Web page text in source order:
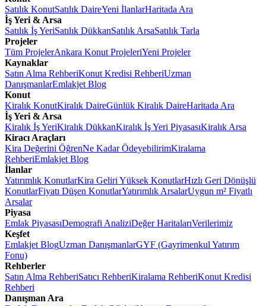
Satılık KonutSatılık DaireYeni İlanlarHaritada Ara
İş Yeri & Arsa
Satılık İş YeriSatılık DükkanSatılık ArsaSatılık Tarla
Projeler
Tüm ProjelerAnkara Konut ProjeleriYeni Projeler
Kaynaklar
Satın Alma RehberiKonut Kredisi RehberiUzman
DanışmanlarEmlakjet Blog
Konut
Kiralık KonutKiralık DaireGünlük Kiralık DaireHaritada Ara
İş Yeri & Arsa
Kiralık İş YeriKiralık DükkanKiralık İş Yeri PiyasasıKiralık Arsa
Kiracı Araçları
Kira Değerini ÖğrenNe Kadar ÖdeyebilirimKiralama
RehberiEmlakjet Blog
İlanlar
Yatırımlık KonutlarKira Geliri Yüksek KonutlarHızlı Geri Dönüşlü
KonutlarFiyatı Düşen KonutlarYatırımlık ArsalarUygun m² Fiyatlı
Arsalar
Piyasa
Emlak PiyasasıDemografi AnaliziDeğer HaritalarıVerilerimiz
Keşfet
Emlakjet BlogUzman DanışmanlarGYF (Gayrimenkul Yatırım
Fonu)
Rehberler
Satın Alma RehberiSatıcı RehberiKiralama RehberiKonut Kredisi
Rehberi
Danışman Ara